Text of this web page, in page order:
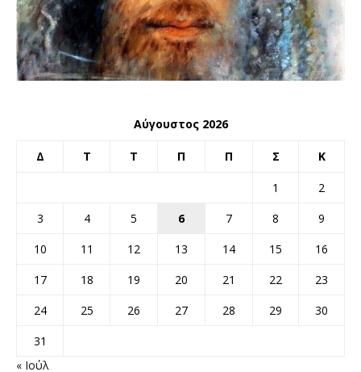
Αύγουστος 2026
Δ Τ Τ Π Π Σ Κ
1
2
3
4 5 6 7 8
9
10
11 12 13 14 15
16
17
18 19 20 21 22
23
24
25 26 27 28 29
30
31
« Ιούλ